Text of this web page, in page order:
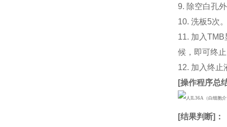
9. 除空白孔
10. 洗板5次
11. 加入
候，即可终
12. 加入终止
[操作程序总
[结果判断]：